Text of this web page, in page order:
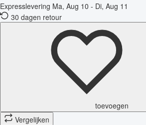
Expresslevering Ma, Aug 10 - Di, Aug 11
30 dagen retour
toevoegen
Vergelijken